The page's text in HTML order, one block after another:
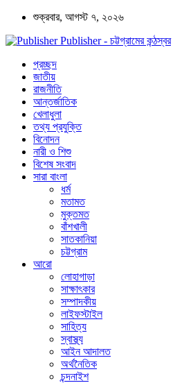
শুক্রবার, আগস্ট ৭, ২০২৬
Publisher - চট্টগ্রামের কন্ঠস্বর
প্রচ্ছদ
জাতীয়
রাজনীতি
আন্তর্জাতিক
খেলাধুলা
তথ্য প্রযুক্তি
বিনোদন
নারী ও শিশু
বিশেষ সংবাদ
সারা বাংলা
ধর্ম
মতামত
মুক্তমত
বাঁশখালী
সাতকানিয়া
চট্টগ্রাম
আরো
লোহাগাড়া
সাক্ষাৎকার
সম্পাদকীয়
লাইফস্টাইল
সাহিত্য
স্বাস্থ্য
আইন আদালত
অর্থনৈতিক
চন্দনাইশ